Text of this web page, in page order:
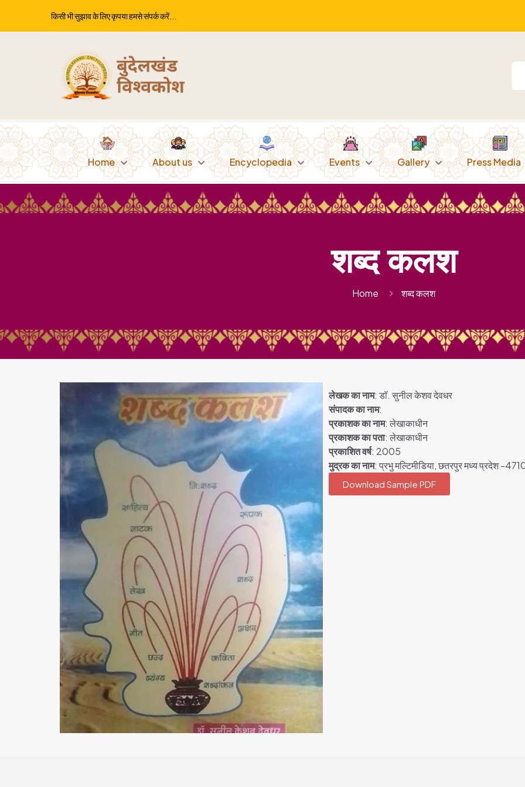
किसी भी सुझाव के लिए कृपया हमसे संपर्क करें...
Home About us Encyclopedia Events Gallery Press Media
शब्द कलश
Home शब्द कलश
लेखक का नाम: डॉ. सुनील केशव देवधर
संपादक का नाम:
प्रकाशक का नाम: लेखाकाधीन
प्रकाशक का पता: लेखाकाधीन
प्रकाशित वर्ष: 2005
मुद्रक का नाम: प्रभु मल्टिमीडिया, छतरपुर मध्य प्रदेश -
Download Sample PDF